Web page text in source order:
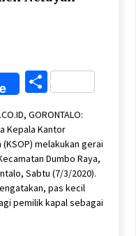
Share
GORONTALO:
Kepala Kantor
melakukan gerai
Dumbo Raya,
Sabtu (7/3/2020).
pas kecil
pemilik kapal sebagai